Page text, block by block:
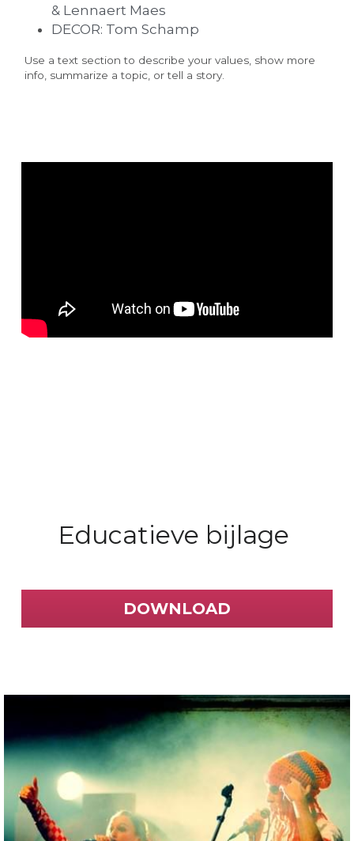
& Lennaert Maes
DECOR: Tom Schamp
Use a text section to describe your values, show more
info, summarize a topic, or tell a story.
Educatieve bijlage
DOWNLOAD